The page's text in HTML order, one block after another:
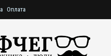
Оплата